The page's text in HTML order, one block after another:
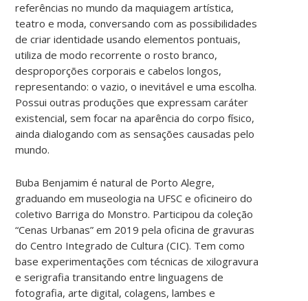
referências no mundo da maquiagem artística,
teatro e moda, conversando com as possibilidades
de criar identidade usando elementos pontuais,
utiliza de modo recorrente o rosto branco,
desproporções corporais e cabelos longos,
representando: o vazio, o inevitável e uma escolha.
Possui outras produções que expressam caráter
existencial, sem focar na aparência do corpo físico,
ainda dialogando com as sensações causadas pelo
mundo.
Buba Benjamim é natural de Porto Alegre,
graduando em museologia na UFSC e oficineiro do
coletivo Barriga do Monstro. Participou da coleção
“Cenas Urbanas” em 2019 pela oficina de gravuras
do Centro Integrado de Cultura (CIC). Tem como
base experimentações com técnicas de xilogravura
e serigrafia transitando entre linguagens de
fotografia, arte digital, colagens, lambes e